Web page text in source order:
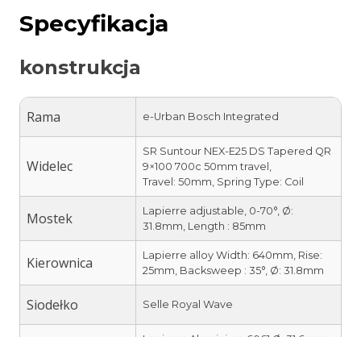
Specyfikacja
konstrukcja
Rama e-Urban Bosch Integrated
Widelec
SR Suntour NEX-E25 DS Tapered QR
9×100 700c 50mm travel,
Travel: 50mm, Spring Type: Coil
Mostek
Lapierre adjustable, 0-70°, Ø:
31.8mm, Length : 85mm
Kierownica
Lapierre alloy Width: 640mm, Rise:
25mm, Backsweep : 35°, Ø: 31.8mm
Siodełko Selle Royal Wave